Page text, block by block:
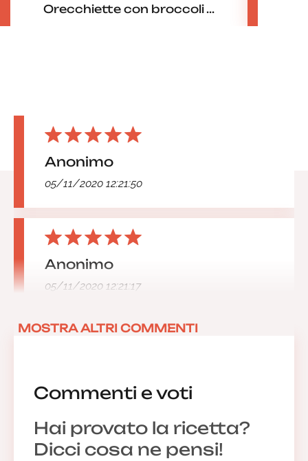
Orecchiette con broccoli ...
Commenti e voti
Hai provato la ricetta?
Dicci cosa ne pensi!
Anonimo
05/11/2020 12:21:50
Anonimo
05/11/2020 12:21:17
MOSTRA ALTRI COMMENTI